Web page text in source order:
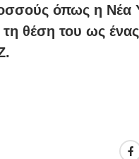
όπως η Νέα
τη θέση του ως